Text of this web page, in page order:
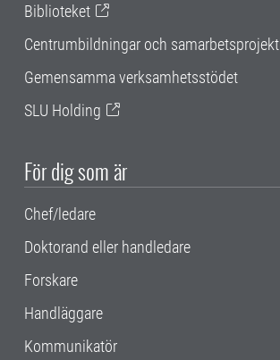
Biblioteket
Centrumbildningar och samarbetsprojekt
Gemensamma verksamhetsstödet
SLU Holding
För dig som är
Chef/ledare
Doktorand eller handledare
Forskare
Handläggare
Kommunikatör